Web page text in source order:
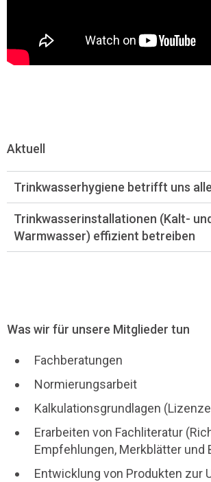
Aktuell
Trinkwasserhygiene betrifft uns alle
Trinkwasserinstallationen (Kalt-
Warmwasser) effizient betreiben
Was wir für unsere Mitglieder tun
Fachberatungen
Normierungsarbeit
Kalkulationsgrundlagen
Erarbeiten von Fachliteratur
Empfehlungen, Merkblätter und
Entwicklung von Produkten zur